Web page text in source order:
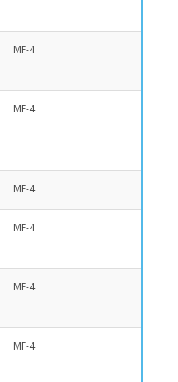
MF-4
MF-4
MF-4
MF-4
MF-4
MF-4